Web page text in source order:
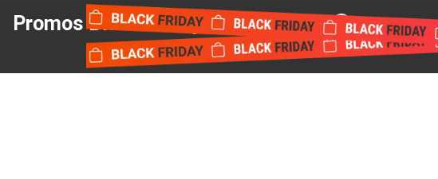
Promos Black Friday de Maison de la Literie